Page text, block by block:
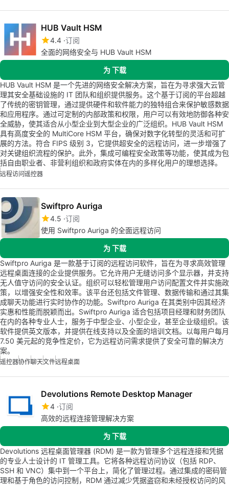
HUB Vault HSM
4.4 订阅
全面的网络安全与 HUB Vault HSM
为 下载
HUB Vault HSM 是一个先进的网络安全解决方案，旨在为寻求强大云管
理其安全基础设施的 IT 团队和组织提供服务。这个基于订阅的平台超越
了传统的密钥管理，通过提供硬件和软件能力的独特组合来保护敏感数据
和应用程序。通过可定制的内部政策和权限，用户可以有效地防御各种安
全威胁，使其适合从小型企业到大型企业的广泛组织。HUB Vault HSM
具有高度安全的 MultiCore HSM 平台，确保对数字化转型的灵活和可扩
展的方法。符合 FIPS 级别 3，它提供超安全的远程访问，进一步增强了
对关键组织流程的保护。此外，集成可编程安全政策等功能，使其成为包
括自由职业者、非营利组织和政府实体在内的多样化用户的理想选择。
远程访问遥控器
Swiftpro Auriga
4.5 订阅
使用 Swiftpro Auriga 的全面远程访问
为 下载
Swiftpro Auriga 是一款基于订阅的远程访问软件，旨在为寻求高效管理
远程桌面连接的企业提供服务。它允许用户无缝访问多个显示器，并支持
无人值守访问的安全认证。组织可以轻松管理用户访问配置文件并实施政
策，以增强安全性和效率。该平台还包括文件管理、数据传输和通过其集
成聊天功能进行实时协作的功能。Swiftpro Auriga 在其类别中因其经济
实惠和性能而脱颖而出。Swiftpro Auriga 适合包括项目经理和财务团队
在内的各种专业人士，服务于中型企业、小型企业，甚至企业级组织。该
软件提供英文版本，并提供在线支持以及全面的培训文档。以每用户每月
7.50 美元起的竞争性定价，它为远程访问需求提供了安全可靠的解决方
案。
遥控器协作聊天文件远程桌面
Devolutions Remote Desktop Manager
4 订阅
高效的远程连接管理解决方案
为 下载
Devolutions 远程桌面管理器 (RDM) 是一款为管理多个远程连接和凭据
的专业人士设计的 IT 管理工具。它将各种远程访问协议（包括 RDP、
SSH 和 VNC）集中到一个平台上，简化了管理过程。通过集成的密码管
理和基于角色的访问控制，RDM 通过减少凭据盗窃和未经授权访问的风